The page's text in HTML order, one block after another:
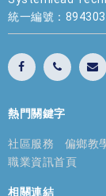
統一編號：
熱門關鍵字
社區服務 偏鄉教
職業資訊首頁
相關連結